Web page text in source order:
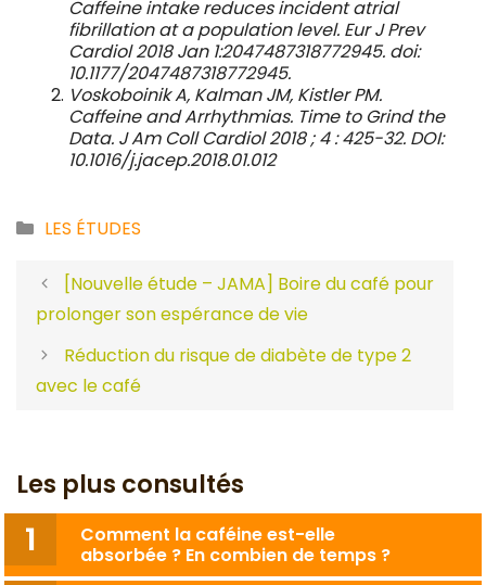
Caffeine intake reduces incident atrial
fibrillation at a population level. Eur J Prev
Cardiol 2018 Jan 1:2047487318772945. doi:
10.1177/2047487318772945.
Voskoboinik A, Kalman JM, Kistler PM.
Caffeine and Arrhythmias. Time to Grind the
Data. J Am Coll Cardiol 2018 ; 4 : 425-32. DOI:
10.1016/j.jacep.2018.01.012
Catégories
LES ÉTUDES
[Nouvelle étude – JAMA] Boire du café pour
prolonger son espérance de vie
Réduction du risque de diabète de type 2
avec le café
Les plus consultés
Comment la caféine est-elle
absorbée ? En combien de temps ?